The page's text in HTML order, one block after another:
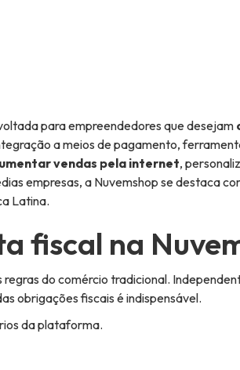
para empreendedores que desejam
a meios de pagamento,
vendas pela internet,
empresas, a Nuvemshop se destaca
Latina.
fiscal na
regras do comércio tradicional.
obrigações fiscais é indispensável.
da plataforma.